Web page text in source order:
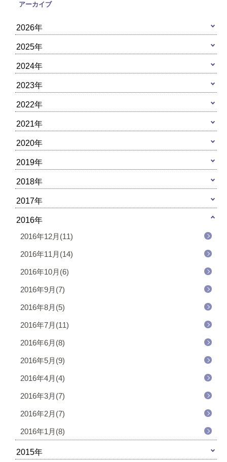
アーカイブ
2026年
2025年
2024年
2023年
2022年
2021年
2020年
2019年
2018年
2017年
2016年
2016年12月(11)
2016年11月(14)
2016年10月(6)
2016年9月(7)
2016年8月(5)
2016年7月(11)
2016年6月(8)
2016年5月(9)
2016年4月(4)
2016年3月(7)
2016年2月(7)
2016年1月(8)
2015年